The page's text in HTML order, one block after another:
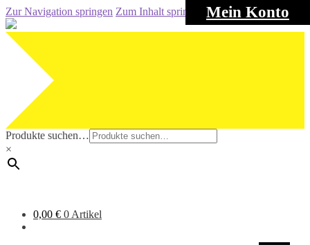
Mein Konto
Zur Navigation springen Zum Inhalt springen
Produkte suchen…
×
0,00 € 0 Artikel